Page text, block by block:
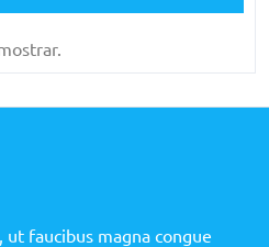
ut faucibus magna congue